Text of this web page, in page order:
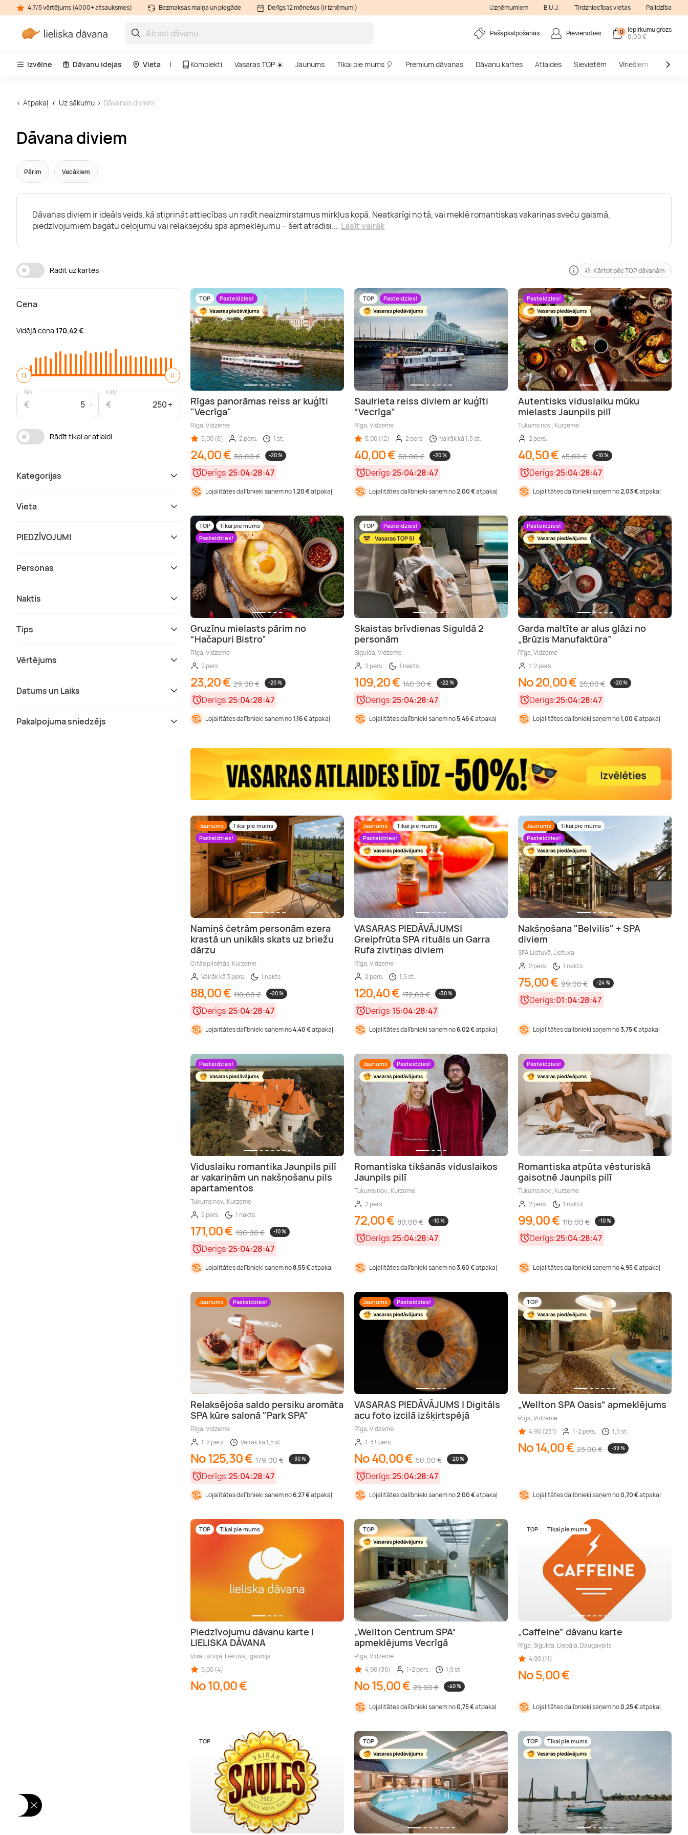
4.7/5 vērtējums (4000+ atsauksmes) Bezmaksas maiņa un piegāde Derīgs 12 mēnešus (ir izņēmumi) Uzņēmumiem B.U.J. Tirdzniecības vietas Palīdzība
Pašapkalpošanās Pievienoties 0
Iepirkumu grozs
0,00 €
Izvēlne Dāvanu idejas Vieta Komplekti Vasaras TOP ☀️ Jaunums Tikai pie mums 🎈 Premium dāvanas Dāvanu kartes Atlaides Sievietēm Vīriešiem Outlet
Atpakaļ Uz sākumu Dāvanas diviem
Dāvana diviem
Pārim Vecākiem
Dāvanas diviem ir ideāls veids, kā stiprināt attiecības un radīt neaizmirstamus mirkļus kopā. Neatkarīgi no tā, vai meklē romantiskas vakariņas sveču gaismā,
piedzīvojumiem bagātu ceļojumu vai relaksējošu spa apmeklējumu – šeit atradīsi... Lasīt vairāk
Rādīt uz kartes Kārtot pēc TOP dāvanām
Cena
Vidējā cena 170,42 €
No
€
Līdz
€
Rādīt tikai ar atlaidi
Kategorijas
Vieta
PIEDZĪVOJUMI
Personas
Naktis
Tips
Vērtējums
Datums un Laiks
Pakalpojuma sniedzējs
TOP Pasteidzies!
Rīgas panorāmas reiss ar kuģīti
"Vecrīga"
Rīga, Vidzeme
5,00 (8)
2 pers. 1 st.
24,00 € 30,00 € -20 %
Derīgs:25:04:28:46
Lojalitātes dalībnieki saņem no1,20 €atpakaļ
TOP Pasteidzies!
Saulrieta reiss diviem ar kuģīti
“Vecrīga”
Rīga, Vidzeme
5,00 (12)
2 pers. Vairāk kā 1,5 st.
40,00 € 50,00 € -20 %
Derīgs:25:04:28:46
Lojalitātes dalībnieki saņem no2,00 €atpakaļ
Pasteidzies!
Autentisks viduslaiku mūku
mielasts Jaunpils pilī
Tukums nov., Kurzeme
2 pers.
40,50 € 45,00 € -10 %
Derīgs:25:04:28:46
Lojalitātes dalībnieki saņem no2,03 €atpakaļ
TOP
Tikai pie mums
Pasteidzies!
Gruzīnu mielasts pārim no
“Hačapuri Bistro”
Rīga, Vidzeme
2 pers.
23,20 € 29,00 € -20 %
Derīgs:25:04:28:46
Lojalitātes dalībnieki saņem no1,16 €atpakaļ
TOP Pasteidzies!
Skaistas brīvdienas Siguldā 2
personām
Sigulda, Vidzeme
2 pers.
1 nakts
109,20 € 140,00 € -22 %
Derīgs:25:04:28:46
Lojalitātes dalībnieki saņem no5,46 €atpakaļ
Pasteidzies!
Garda maltīte ar alus glāzi no
„Brūzis Manufaktūra”
Rīga, Vidzeme
1-2 pers.
No 20,00 € 25,00 € -20 %
Derīgs:25:04:28:46
Lojalitātes dalībnieki saņem no1,00 €atpakaļ
Jaunums
Tikai pie mums
Pasteidzies!
Namiņš četrām personām ezera
krastā un unikāls skats uz briežu
dārzu
Citās pilsētās, Kurzeme
Vairāk kā 3 pers.
1 nakts
88,00 € 110,00 € -20 %
Derīgs:25:04:28:46
Lojalitātes dalībnieki saņem no4,40 €atpakaļ
Jaunums
Tikai pie mums
Pasteidzies!
VASARAS PIEDĀVĀJUMS|
Greipfrūta SPA rituāls un Garra
Rufa zivtiņas diviem
Rīga, Vidzeme
2 pers.
1,5 st.
120,40 € 172,00 € -30 %
Derīgs:15:04:28:46
Lojalitātes dalībnieki saņem no6,02 €atpakaļ
Jaunums
Tikai pie mums
Pasteidzies!
Nakšņošana "Belvilis" + SPA
diviem
SPA Lietuvā, Lietuva
2 pers.
1 nakts
75,00 € 99,00 € -24 %
Derīgs:01:04:28:46
Lojalitātes dalībnieki saņem no3,75 €atpakaļ
Pasteidzies!
Viduslaiku romantika Jaunpils pilī
ar vakariņām un nakšņošanu pils
apartamentos
Tukums nov., Kurzeme
2 pers.
1 nakts
171,00 € 190,00 € -10 %
Derīgs:25:04:28:46
Lojalitātes dalībnieki saņem no8,55 €atpakaļ
Jaunums Pasteidzies!
Romantiska tikšanās viduslaikos
Jaunpils pilī
Tukums nov., Kurzeme
2 pers.
72,00 € 80,00 € -10 %
Derīgs:25:04:28:46
Lojalitātes dalībnieki saņem no3,60 €atpakaļ
Pasteidzies!
Romantiska atpūta vēsturiskā
gaisotnē Jaunpils pilī
Tukums nov., Kurzeme
2 pers.
1 nakts
99,00 € 110,00 € -10 %
Derīgs:25:04:28:46
Lojalitātes dalībnieki saņem no4,95 €atpakaļ
Jaunums Pasteidzies!
Relaksējoša saldo persiku aromāta
SPA kūre salonā "Park SPA"
Rīga, Vidzeme
1-2 pers.
Vairāk kā 1,5 st.
No 125,30 € 179,00 € -30 %
Derīgs:25:04:28:46
Lojalitātes dalībnieki saņem no6,27 €atpakaļ
Jaunums Pasteidzies!
VASARAS PIEDĀVĀJUMS | Digitāls
acu foto izcilā izšķirtspējā
Rīga, Vidzeme
1-3+ pers.
No 40,00 € 50,00 € -20 %
Derīgs:25:04:28:46
Lojalitātes dalībnieki saņem no2,00 €atpakaļ
TOP
„Wellton SPA Oasis“ apmeklējums
Rīga, Vidzeme
4,90 (231)
1-2 pers. 1,5 st.
No 14,00 € 23,00 € -39 %
Lojalitātes dalībnieki saņem no0,70 €atpakaļ
TOP Tikai pie mums
Piedzīvojumu dāvanu karte |
LIELISKA DĀVANA
Visā Latvijā, Lietuva, Igaunija
5,00 (4)
No 10,00 €
TOP
„Wellton Centrum SPA“
apmeklējums Vecrīgā
Rīga, Vidzeme
4,90 (36)
1-2 pers. 1,5 st.
No 15,00 € 25,00 € -40 %
Lojalitātes dalībnieki saņem no0,75 €atpakaļ
TOP Tikai pie mums
„Caffeine” dāvanu karte
Rīga, Sigulda, Liepāja, Daugavpils
4,90 (11)
No 5,00 €
Lojalitātes dalībnieki saņem no0,25 €atpakaļ
TOP TOP TOP Tikai pie mums